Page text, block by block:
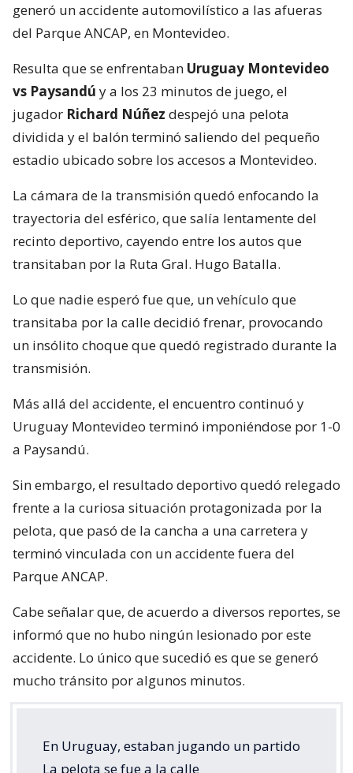
generó un accidente automovilístico a las afueras
del Parque ANCAP, en Montevideo.
Resulta que se enfrentaban Uruguay Montevideo
vs Paysandú y a los 23 minutos de juego, el
jugador Richard Núñez despejó una pelota
dividida y el balón terminó saliendo del pequeño
estadio ubicado sobre los accesos a Montevideo.
La cámara de la transmisión quedó enfocando la
trayectoria del esférico, que salía lentamente del
recinto deportivo, cayendo entre los autos que
transitaban por la Ruta Gral. Hugo Batalla.
Lo que nadie esperó fue que, un vehículo que
transitaba por la calle decidió frenar, provocando
un insólito choque que quedó registrado durante la
transmisión.
Más allá del accidente, el encuentro continuó y
Uruguay Montevideo terminó imponiéndose por 1-0
a Paysandú.
Sin embargo, el resultado deportivo quedó relegado
frente a la curiosa situación protagonizada por la
pelota, que pasó de la cancha a una carretera y
terminó vinculada con un accidente fuera del
Parque ANCAP.
Cabe señalar que, de acuerdo a diversos reportes, se
informó que no hubo ningún lesionado por este
accidente. Lo único que sucedió es que se generó
mucho tránsito por algunos minutos.
En Uruguay, estaban jugando un partido
La pelota se fue a la calle